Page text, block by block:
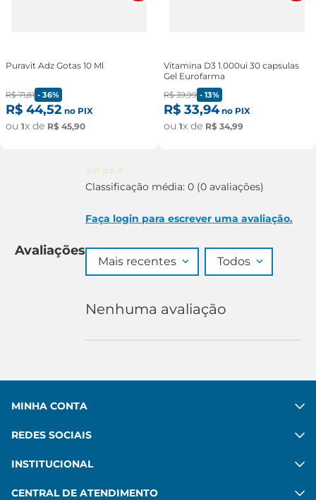
Puravit Adz Gotas 10 Ml
R$ 71,81 - 36%
R$ 44,52 no PIX
ou 1x de R$ 45,90
Vitamina D3 1.000ui 30 capsulas
Gel Eurofarma
R$ 39,99 - 13%
R$ 33,94no PIX
ou 1x de R$ 34,99
Avaliações
☆☆☆☆☆
Classificação média: 0 (0 avaliações)
Faça login para escrever uma avaliação.
Mais recentes Todos
Nenhuma avaliação
MINHA CONTA
REDES SOCIAIS
INSTITUCIONAL
CENTRAL DE ATENDIMENTO